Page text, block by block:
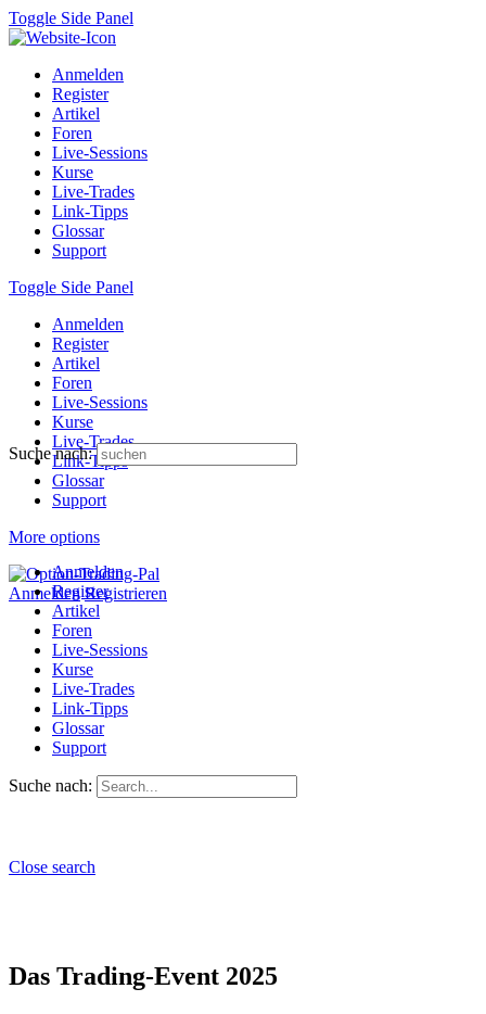
Toggle Side Panel
Anmelden
Register
Artikel
Foren
Live-Sessions
Kurse
Live-Trades
Link-Tipps
Glossar
Support
Toggle Side Panel
Anmelden
Register
Artikel
Foren
Live-Sessions
Kurse
Live-Trades
Link-Tipps
Glossar
Support
More options
Anmelden Registrieren
Suche nach:
Anmelden
Register
Artikel
Foren
Live-Sessions
Kurse
Live-Trades
Link-Tipps
Glossar
Support
Suche nach:
Close search
Das Trading-Event 2025